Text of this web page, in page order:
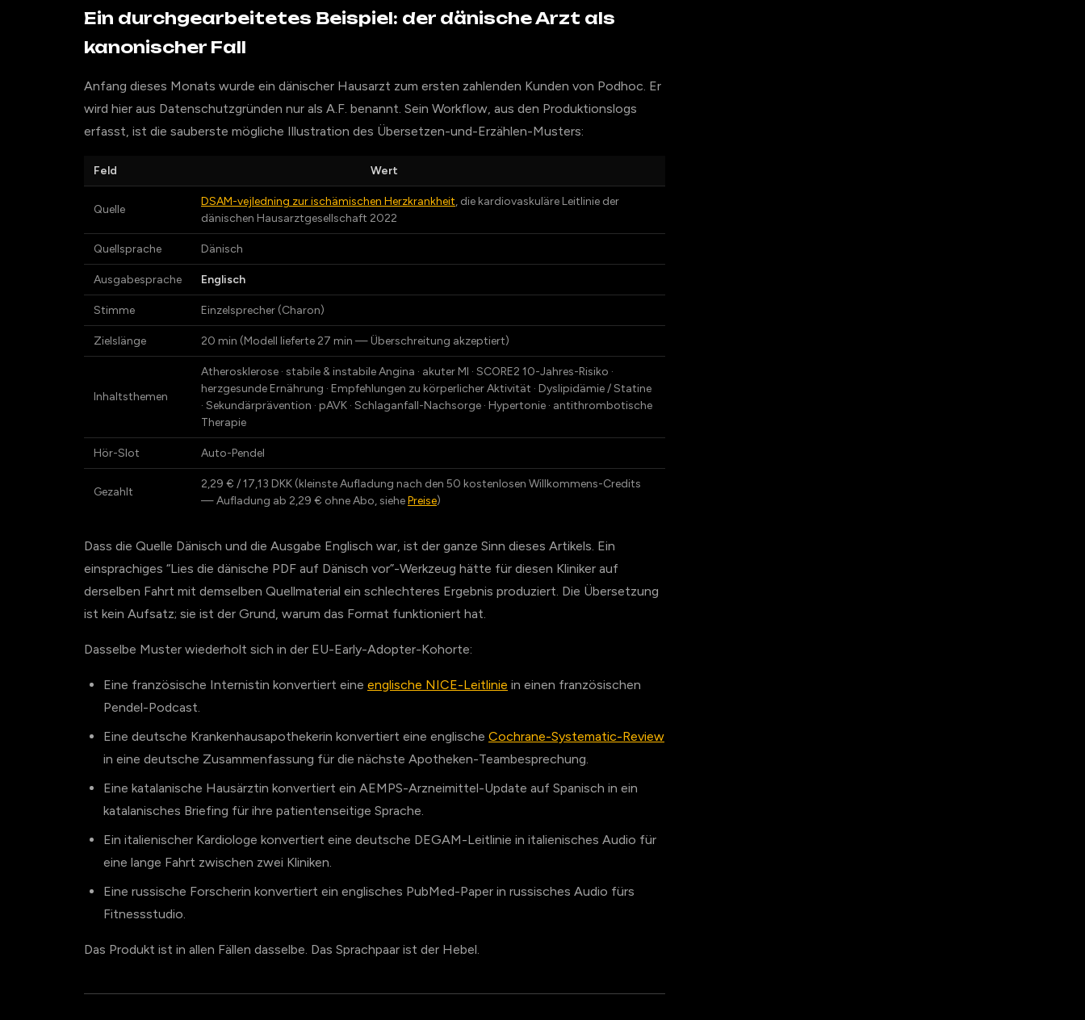
Ein durchgearbeitetes Beispiel: der dänische Arzt als
kanonischer Fall
Anfang dieses Monats wurde ein dänischer Hausarzt zum ersten zahlenden Kunden von Podhoc. Er
wird hier aus Datenschutzgründen nur als A.F. benannt. Sein Workflow, aus den Produktionslogs
erfasst, ist die sauberste mögliche Illustration des Übersetzen-und-Erzählen-Musters:
Feld Wert
Quelle
DSAM-vejledning zur ischämischen Herzkrankheit, die kardiovaskuläre Leitlinie der
dänischen Hausarztgesellschaft 2022
Quellsprache Dänisch
Ausgabesprache Englisch
Stimme Einzelsprecher (Charon)
Zielslänge 20 min (Modell lieferte 27 min — Überschreitung akzeptiert)
Inhaltsthemen
Atherosklerose · stabile & instabile Angina · akuter MI · SCORE2 10-Jahres-Risiko ·
herzgesunde Ernährung · Empfehlungen zu körperlicher Aktivität · Dyslipidämie / Statine
· Sekundärprävention · pAVK · Schlaganfall-Nachsorge · Hypertonie · antithrombotische
Therapie
Hör-Slot Auto-Pendel
Gezahlt
2,29 € / 17,13 DKK (kleinste Aufladung nach den 50 kostenlosen Willkommens-Credits
— Aufladung ab 2,29 € ohne Abo, siehePreise)
Dass die Quelle Dänisch und die Ausgabe Englisch war, ist der ganze Sinn dieses Artikels. Ein
einsprachiges “Lies die dänische PDF auf Dänisch vor”-Werkzeug hätte für diesen Kliniker auf
derselben Fahrt mit demselben Quellmaterial ein schlechteres Ergebnis produziert. Die Übersetzung
ist kein Aufsatz; sie ist der Grund, warum das Format funktioniert hat.
Dasselbe Muster wiederholt sich in der EU-Early-Adopter-Kohorte:
Eine französische Internistin konvertiert eine englische NICE-Leitlinie in einen französischen
Pendel-Podcast.
Eine deutsche Krankenhausapothekerin konvertiert eine englische Cochrane-Systematic-Review
in eine deutsche Zusammenfassung für die nächste Apotheken-Teambesprechung.
Eine katalanische Hausärztin konvertiert ein AEMPS-Arzneimittel-Update auf Spanisch in ein
katalanisches Briefing für ihre patientenseitige Sprache.
Ein italienischer Kardiologe konvertiert eine deutsche DEGAM-Leitlinie in italienisches Audio für
eine lange Fahrt zwischen zwei Kliniken.
Eine russische Forscherin konvertiert ein englisches PubMed-Paper in russisches Audio fürs
Fitnessstudio.
Das Produkt ist in allen Fällen dasselbe. Das Sprachpaar ist der Hebel.